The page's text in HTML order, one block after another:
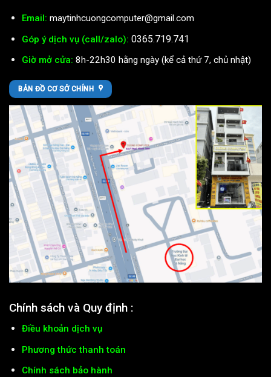
Email: maytinhcuongcomputer@gmail.com
Góp ý dịch vụ (call/zalo): 0365.719.741
Giờ mở cửa: 8h-22h30 hằng ngày (kể cả thứ 7, chủ nhật)
BẢN ĐỒ CƠ SỞ CHÍNH
Chính sách và Quy định :
Điều khoản dịch vụ
Phương thức thanh toán
Chính sách bảo hành